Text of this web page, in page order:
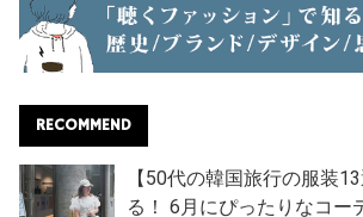
RECOMMEND
【50代の韓国旅行の服装
る！ 6月にぴったりなコー